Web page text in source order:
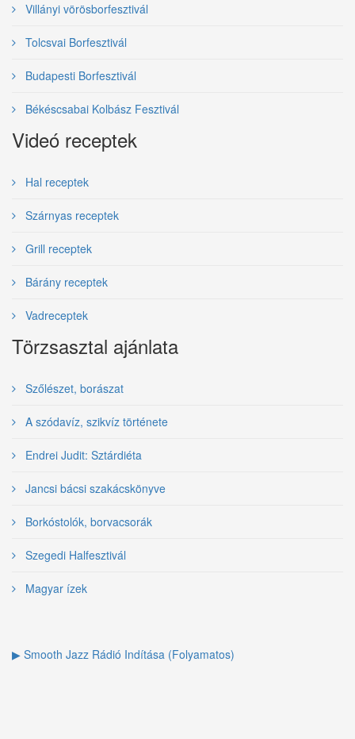
Villányi vörösborfesztivál
Tolcsvai Borfesztivál
Budapesti Borfesztivál
Békéscsabai Kolbász Fesztivál
Videó receptek
Hal receptek
Szárnyas receptek
Grill receptek
Bárány receptek
Vadreceptek
Törzsasztal ajánlata
Szőlészet, borászat
A szódavíz, szikvíz története
Endrei Judit: Sztárdiéta
Jancsi bácsi szakácskönyve
Borkóstolók, borvacsorák
Szegedi Halfesztivál
Magyar ízek
▶ Smooth Jazz Rádió Indítása (Folyamatos)